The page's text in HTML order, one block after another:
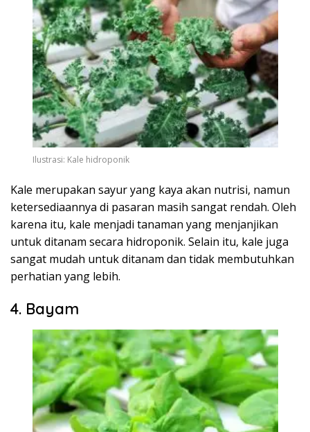
Ilustrasi: Kale hidroponik
Kale merupakan sayur yang kaya akan nutrisi, namun
ketersediaannya di pasaran masih sangat rendah. Oleh
karena itu, kale menjadi tanaman yang menjanjikan
untuk ditanam secara hidroponik. Selain itu, kale juga
sangat mudah untuk ditanam dan tidak membutuhkan
perhatian yang lebih.
4. Bayam